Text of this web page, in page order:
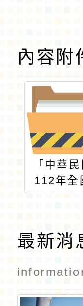
內容附
「中華民
112年全
大專校
與競賽種
日程表
最新消